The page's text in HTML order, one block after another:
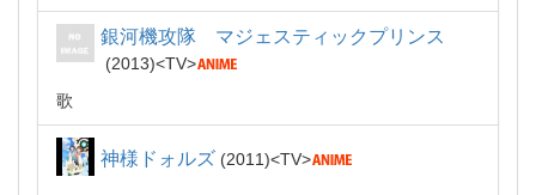
銀河機攻隊 マジェスティックプリンス
2013
TV
歌
神様ドォルズ 2011 TV